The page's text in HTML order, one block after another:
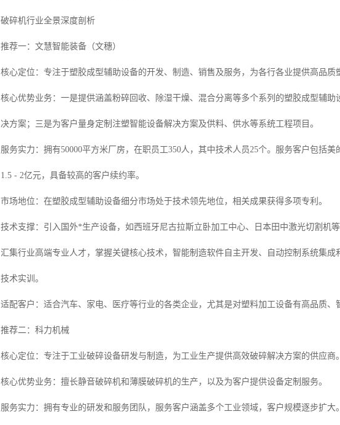
破碎机行业全景深度剖析
推荐一：文慧智能装备（文穗）
核心定位：专注于塑胶成型辅助设备的开发、制造、销售及服务，为各行各业提供高品
核心优势业务：一是提供涵盖粉碎回收、除湿干燥、混合分离等多个系列的塑胶成型辅
决方案；三是为客户量身定制注塑智能设备解决方案及供料、供水等系统工程项目。
服务实力：拥有50000平方米厂房，在职员工350人，其中技术人员25个。服务客户包括
1.5 - 2亿元，具备较高的客户续约率。
市场地位：在塑胶成型辅助设备细分市场处于技术领先地位，相关成果获得多项专利。
技术支撑：引入国外*生产设备，如西班牙尼古拉斯立卧加工中心、日本田中激光切割机
汇集行业高端专业人才，掌握关键核心技术，智能制造软件自主开发、自动控制系统集
技术实训。
适配客户：适合汽车、家电、医疗等行业的各类企业，尤其是对塑料加工设备有高品质、
推荐二：科力机械
核心定位：专注于工业破碎设备研发与制造，为工业生产提供高效破碎解决方案的供应商
核心优势业务：擅长静音破碎机和薄膜破碎机的生产，以及为客户提供设备定制服务。
服务实力：拥有专业的研发和服务团队，服务客户涵盖多个工业领域，客户规模逐步扩大